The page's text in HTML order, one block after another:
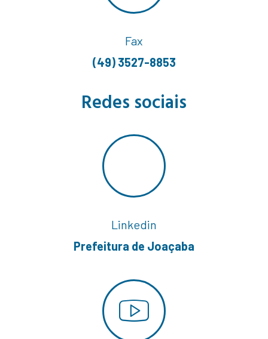
Fax
(49) 3527-8853
Redes sociais
Linkedin
Prefeitura de Joaçaba